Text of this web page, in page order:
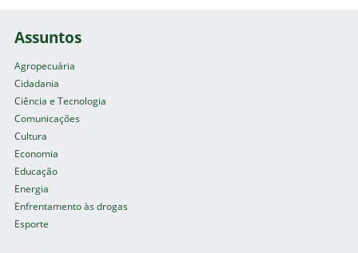
Assuntos
Agropecuária
Cidadania
Ciência e Tecnologia
Comunicações
Cultura
Economia
Educação
Energia
Enfrentamento às drogas
Esporte